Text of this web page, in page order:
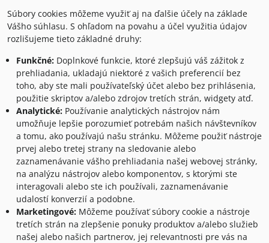
Súbory cookies môžeme využiť aj na ďalšie účely na základe
Vášho súhlasu. S ohľadom na povahu a účel využitia údajov
rozlišujeme tieto základné druhy:
Funkčné: Doplnkové funkcie, ktoré zlepšujú váš zážitok z
prehliadania, ukladajú niektoré z vašich preferencií bez
toho, aby ste mali používateľský účet alebo bez prihlásenia,
použitie skriptov a/alebo zdrojov tretích strán, widgety atď.
Analytické: Používanie analytických nástrojov nám
umožňuje lepšie porozumieť potrebám našich návštevníkov
a tomu, ako používajú našu stránku. Môžeme použiť nástroje
prvej alebo tretej strany na sledovanie alebo
zaznamenávanie vášho prehliadania našej webovej stránky,
na analýzu nástrojov alebo komponentov, s ktorými ste
interagovali alebo ste ich používali, zaznamenávanie
udalostí konverzií a podobne.
Marketingové: Môžeme používať súbory cookie a nástroje
tretích strán na zlepšenie ponuky produktov a/alebo služieb
našej alebo našich partnerov, jej relevantnosti pre vás na